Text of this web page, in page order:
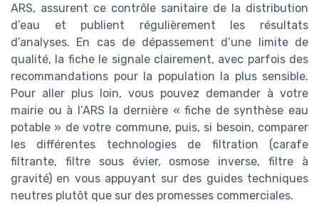
ARS, assurent ce contrôle sanitaire de la distribution
d’eau et publient régulièrement les résultats
d’analyses. En cas de dépassement d’une limite de
qualité, la fiche le signale clairement, avec parfois des
recommandations pour la population la plus sensible.
Pour aller plus loin, vous pouvez demander à votre
mairie ou à l’ARS la dernière « fiche de synthèse eau
potable » de votre commune, puis, si besoin, comparer
les différentes technologies de filtration (carafe
filtrante, filtre sous évier, osmose inverse, filtre à
gravité) en vous appuyant sur des guides techniques
neutres plutôt que sur des promesses commerciales.